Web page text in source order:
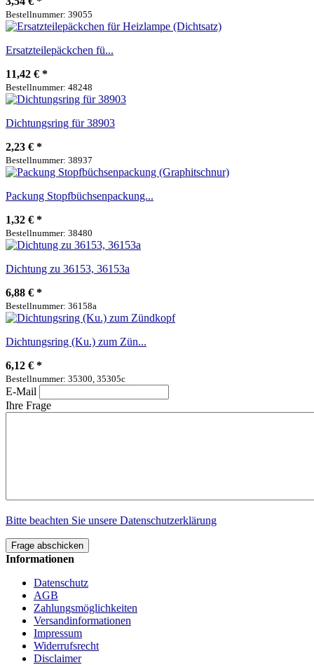
Bestellnummer: 39055
Ersatzteilepäckchen fü...
11,42 € *
Bestellnummer: 48248
Dichtungsring für 38903
2,23 € *
Bestellnummer: 38937
Packung Stopfbüchsenpackung...
1,32 € *
Bestellnummer: 38480
Dichtung zu 36153, 36153a
6,88 € *
Bestellnummer: 36158a
Dichtungsring (Ku.) zum Zün...
6,12 € *
Bestellnummer: 35300, 35305c
E-Mail
Ihre Frage
Bitte beachten Sie unsere Datenschutzerklärung
Frage abschicken
Informationen
Datenschutz
AGB
Zahlungsmöglichkeiten
Versandinformationen
Impressum
Widerrufsrecht
Disclaimer